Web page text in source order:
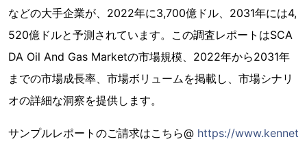
などの大手企業が、2022年に3,700億ドル、2031年には4,
520億ドルと予測されています。この調査レポートはSCA
DA Oil And Gas Marketの市場規模、2022年から2031年
までの市場成長率、市場ボリュームを掲載し、市場シナリ
オの詳細な洞察を提供します。
サンプルレポートのご請求はこちら@ https://www.kennet